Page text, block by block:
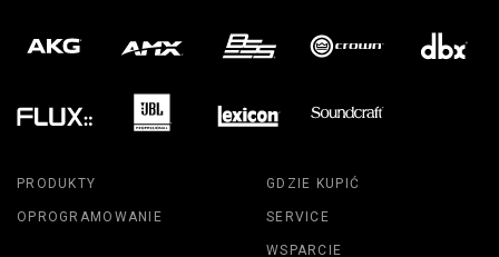
PRODUKTY
OPROGRAMOWANIE
GDZIE KUPIĆ
SERVICE
WSPARCIE